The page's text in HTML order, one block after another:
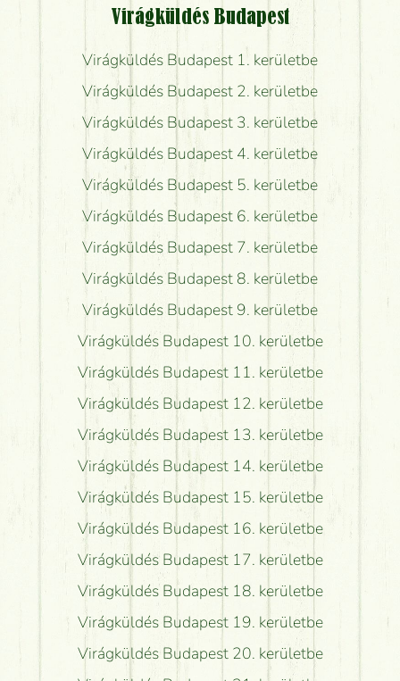
Virágküldés Budapest
Virágküldés Budapest 1. kerületbe
Virágküldés Budapest 2. kerületbe
Virágküldés Budapest 3. kerületbe
Virágküldés Budapest 4. kerületbe
Virágküldés Budapest 5. kerületbe
Virágküldés Budapest 6. kerületbe
Virágküldés Budapest 7. kerületbe
Virágküldés Budapest 8. kerületbe
Virágküldés Budapest 9. kerületbe
Virágküldés Budapest 10. kerületbe
Virágküldés Budapest 11. kerületbe
Virágküldés Budapest 12. kerületbe
Virágküldés Budapest 13. kerületbe
Virágküldés Budapest 14. kerületbe
Virágküldés Budapest 15. kerületbe
Virágküldés Budapest 16. kerületbe
Virágküldés Budapest 17. kerületbe
Virágküldés Budapest 18. kerületbe
Virágküldés Budapest 19. kerületbe
Virágküldés Budapest 20. kerületbe